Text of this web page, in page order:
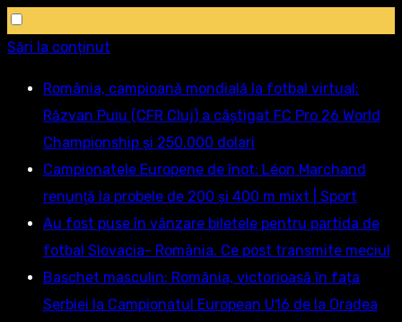
Sări la conținut
România, campioană mondială la fotbal virtual:
Răzvan Puiu (CFR Cluj) a câștigat FC Pro 26 World
Championship și 250.000 dolari
Campionatele Europene de înot: Léon Marchand
renunţă la probele de 200 şi 400 m mixt | Sport
Au fost puse în vânzare biletele pentru partida de
fotbal Slovacia- România. Ce post transmite meciul
Baschet masculin: România, victorioasă în fața
Serbiei la Campionatul European U16 de la Oradea